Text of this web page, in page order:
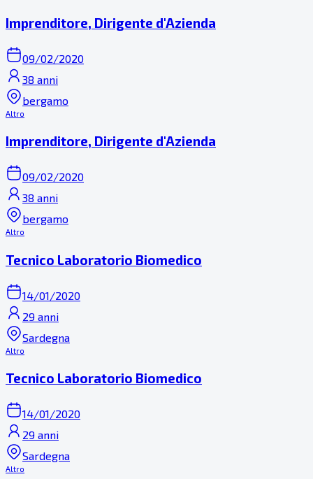
Imprenditore, Dirigente d'Azienda
09/02/2020
38 anni
bergamo
Altro
Imprenditore, Dirigente d'Azienda
09/02/2020
38 anni
bergamo
Altro
Tecnico Laboratorio Biomedico
14/01/2020
29 anni
Sardegna
Altro
Tecnico Laboratorio Biomedico
14/01/2020
29 anni
Sardegna
Altro